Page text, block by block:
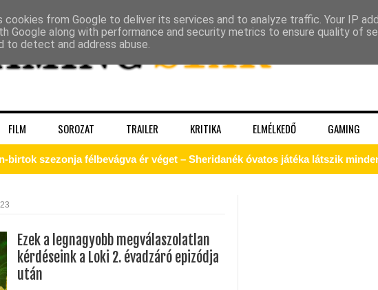
FILM SOROZAT TRAILER KRITIKA ELMÉLKEDŐ GAMING
szezonja félbevágva ér véget – Sheridanék óvatos játéka látszik
(2026) - Kritika
biztosan távozik a The Pitt 3. évadából!
Ezek a legnagyobb megválaszolatlan
kérdéseink a Loki 2. évadzáró epizódja
után
cookies from Google to deliver its services and to analyze traffic. Your IP
Google along with performance and security metrics to ensure quality of
to detect and address abuse.